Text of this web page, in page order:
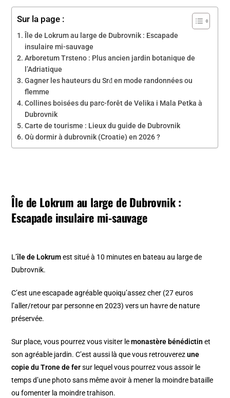
Sur la page :
Île de Lokrum au large de Dubrovnik : Escapade
insulaire mi-sauvage
Arboretum Trsteno : Plus ancien jardin botanique de
l’Adriatique
Gagner les hauteurs du Srđ en mode randonnées ou
flemme
Collines boisées du parc-forêt de Velika i Mala Petka à
Dubrovnik
Carte de tourisme : Lieux du guide de Dubrovnik
Où dormir à dubrovnik (Croatie) en 2026 ?
Île de Lokrum au large de Dubrovnik :
Escapade insulaire mi-sauvage
L’île de Lokrumest situé à 10 minutes en bateau au large de
Dubrovnik.
C’est une escapade agréable quoiqu’assez cher (27 euros
l’aller/retour par personne en 2023) vers un havre de nature
préservée.
Sur place, vous pourrez vous visiter lemonastère bénédictin et
son agréable jardin. C’est aussi là que vous retrouverezune
copie du Trone de fersur lequel vous pourrez vous assoir le
temps d’une photo sans même avoir à mener la moindre bataille
ou fomenter la moindre trahison.